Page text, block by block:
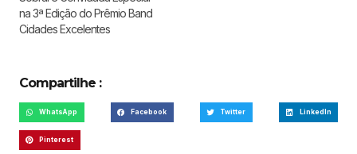
na 3ª Edição do Prêmio Band
Cidades Excelentes
Compartilhe :
WhatsApp Facebook Twitter LinkedIn
Pinterest